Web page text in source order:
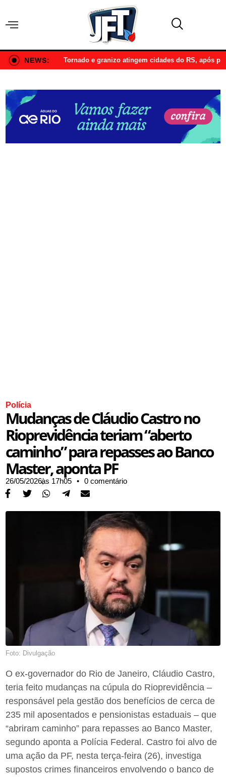
NEWS: Tornado e granizo atingem cidades do RS, após
Polícia
Mudanças de Cláudio Castro no
Rioprevidência teriam “aberto
caminho” para repasses ao Banco
Master, aponta PF
26/05/2026,às 17h05 • 0 comentário
Foto: Divulgação
O ex-governador do Rio de Janeiro, Cláudio Castro,
teria feito mudanças na cúpula do Rioprevidência –
responsável pela gestão dos benefícios de cerca de
235 mil aposentados e pensionistas estaduais – que
“abriram caminho” para repasses ao Banco Master,
segundo aponta a Polícia Federal. Castro foi alvo de
uma ação da PF, nesta terça-feira (26), investiga
supostos crimes financeiros envolvendo o banco de